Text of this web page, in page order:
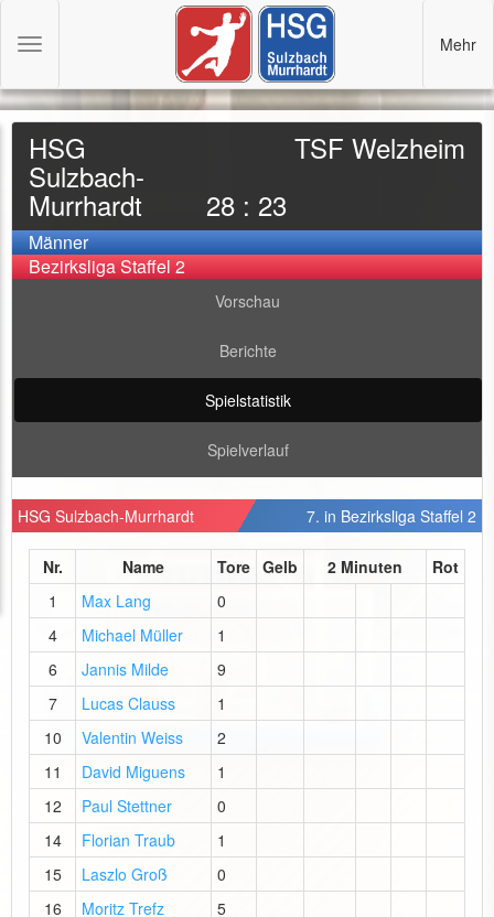
HSG
Sulzbach-
Murrhardt 28 : 23
TSF Welzheim
Männer
Bezirksliga Staffel 2
Vorschau
Berichte
Spielstatistik
Spielverlauf
HSG Sulzbach-Murrhardt 7. in Bezirksliga Staffel 2
Nr. Name Tore Gelb 2 Minuten
Rot
1
Max Lang
0
4
Michael Müller
1
6
Jannis Milde
9
7
Lucas Clauss
1
10
Valentin Weiss
2
11
David Miguens
1
12
Paul Stettner
0
14
Florian Traub
1
15
Laszlo Groß
0
16
Moritz Trefz
5
Toggle
Mehr